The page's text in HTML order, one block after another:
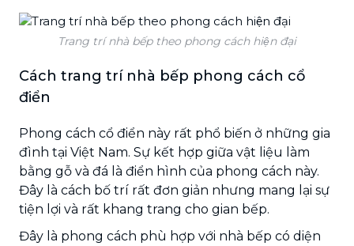
Trang trí nhà bếp theo phong cách hiện đại
Cách trang trí nhà bếp phong cách cổ
điển
Phong cách cổ điển này rất phổ biến ở những gia
đình tại Việt Nam. Sự kết hợp giữa vật liệu làm
bằng gỗ và đá là điển hình của phong cách này.
Đây là cách bố trí rất đơn giản nhưng mang lại sự
tiện lợi và rất khang trang cho gian bếp.
Đây là phong cách phù hợp với nhà bếp có diện